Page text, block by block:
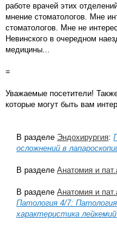
работе врачей этих
мнение стоматологов. Мне
стоматологов. Мне не
Невинского в очередном
медицины...
=
Уважаемые посетители!
которые могут быть вам
В разделе Эндохирургия:
осложнений в
В разделе Анатомия и
В разделе Анатомия и
Патология 4/7:
характеристика